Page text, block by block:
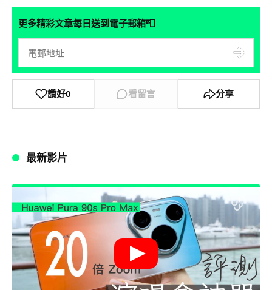
更多精彩文章每日送到電子郵箱📮
讚好0 看留言 分享
最新影片